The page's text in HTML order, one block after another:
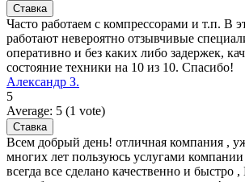
Часто работаем с компрессорами и т.п. В
работают невероятно отзывчивые
оперативно и без каких либо задержек,
состояние техники на 10 из 10. Спасибо!
Александр З.
5
Average: 5 (1 vote)
Всем добрый день! отличная компания ,
многих лет пользуюсь услугами
всегда все сделано качественно и быстро